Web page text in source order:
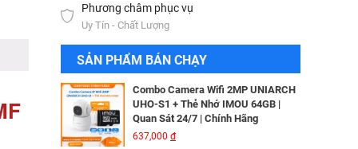
Phương châm phục vụ
Uy Tín - Chất Lượng
SẢN PHẨM BÁN CHẠY
Combo Camera IP Wifi UNIARCH
UHO-S2 2MP Kèm Thẻ Nhớ IMOU
64GB | Phù Hợp Nhà & Cửa Hàng
583,000 đ
Combo Camera Wifi 2MP UNIARCH
UHO-S1 + Thẻ Nhớ IMOU 64GB |
Quan Sát 24/7 | Chính Hãng
637,000 đ
3,344,000đ
Camera IP Turret 4MP Hikvision DS-
2CD2343G2-LI2U
2,326,000
Camera IP AcuSense thân trụ 2MP
HIKVISION DS-2CD2026G2-IU/SL